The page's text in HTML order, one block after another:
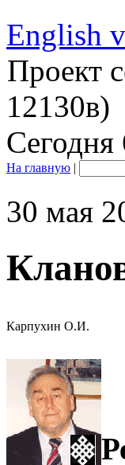
English
Проект
12130в)
Сегодня
На главную |
30 мая
Карпухин О.И.